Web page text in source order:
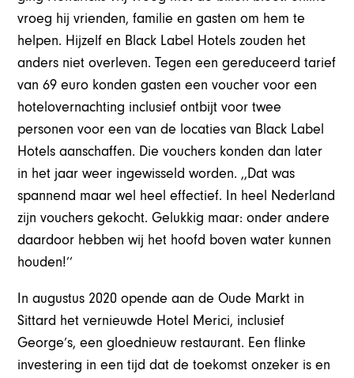
vroeg hij vrienden, familie en gasten om hem te
helpen. Hijzelf en Black Label Hotels zouden het
anders niet overleven. Tegen een gereduceerd tarief
van 69 euro konden gasten een voucher voor een
hotelovernachting inclusief ontbijt voor twee
personen voor een van de locaties van Black Label
Hotels aanschaffen. Die vouchers konden dan later
in het jaar weer ingewisseld worden. ,,Dat was
spannend maar wel heel effectief. In heel Nederland
zijn vouchers gekocht. Gelukkig maar: onder andere
daardoor hebben wij het hoofd boven water kunnen
houden!’’
In augustus 2020 opende aan de Oude Markt in
Sittard het vernieuwde Hotel Merici, inclusief
George’s, een gloednieuw restaurant. Een flinke
investering in een tijd dat de toekomst onzeker is en